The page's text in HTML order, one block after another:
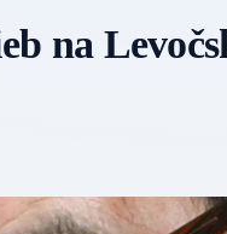
na